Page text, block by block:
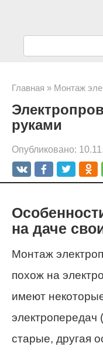
контенту
Главная » Монтаж
руками
Опубликовано:
на даче
Монтаж
похож на
имеют
старые, другая